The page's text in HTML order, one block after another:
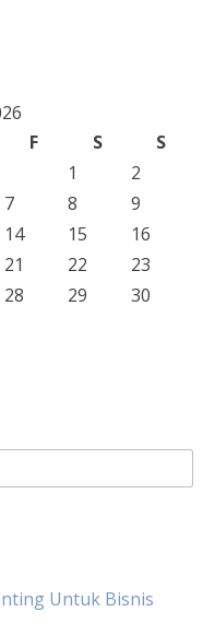
F S
S
1
2
7 8
9
14 15
16
21 22
23
28 29
30
Untuk Bisnis